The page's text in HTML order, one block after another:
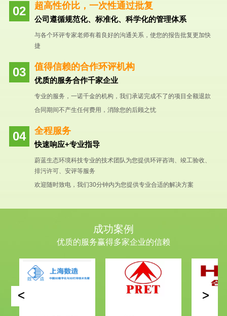
超高性价比，一次性通过批复
公司遵循规范化、标准化、科学化的管理体系
与各个环评专家老师有着良好的沟通关系，使您的报告批复更加快
捷
值得信赖的合作环评机构
优质的服务合作千家企业
专业的服务，一诺千金的机构，我们承诺完成不了的项目全额退款
合同期间不产生任何费用，消除您的后顾之忧
全程服务
快速响应+专业指导
蔚蓝生态环境科技专业的技术团队为您提供环评咨询、竣工验收、
排污许可、安评等服务
欢迎随时致电，我们30分钟内为您提供专业合适的解决方案
成功案例
优质的服务赢得多家企业的信赖
< >